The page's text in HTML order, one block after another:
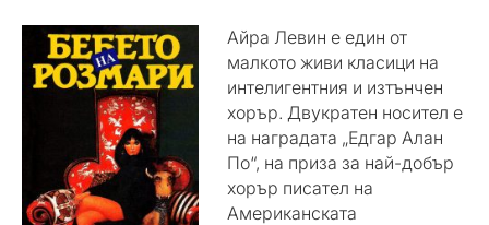
Айра Левин е един от
малкото живи класици на
интелигентния и изтънчен
хорър. Двукратен носител е
на наградата „Едгар Алан
По“, на приза за най-добър
хорър писател на
Американската